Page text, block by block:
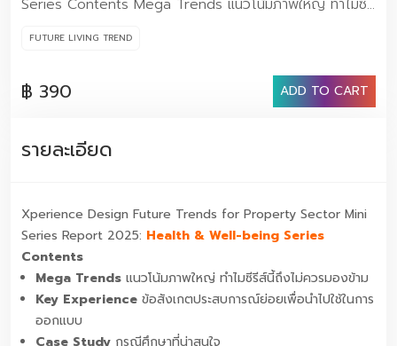
Series Contents Mega Trends แนวโน้มภาพใหญ่ ทำไมซี
ประสบการณ์ย่อยเพื่อนำไปใช้ในการออกแบบ Case Study
ตัวอย่างเนื้อหาภายในเล่ม ข้อมูลสถิติที่เกี่ยวข้องกับ Series นี้
ข้อมูล Key Experience แนวทางการออกแบบประสบการณ์
มีข้อสงสัยเกี่ยวกับเล่มวิจัย สามารถสอบถามข้อมูลได้ที่ ทาง
FUTURE LIVING TREND
฿ 390 ADD TO CART
รายละเอียด
Xperience Design Future Trends for Property Sector Mini
Series Report 2025: Health & Well-being Series
Contents
Mega Trends แนวโน้มภาพใหญ่ ทำไมซีรีส์นี้ถึงไม่ควรมองข้าม
Key Experience ข้อสังเกตประสบการณ์ย่อยเพื่อนำไปใช้ในการ
ออกแบบ
Case Study กรณีศึกษาที่น่าสนใจ